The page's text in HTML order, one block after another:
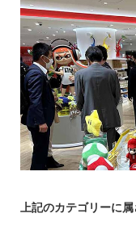
上記のカテゴリーに